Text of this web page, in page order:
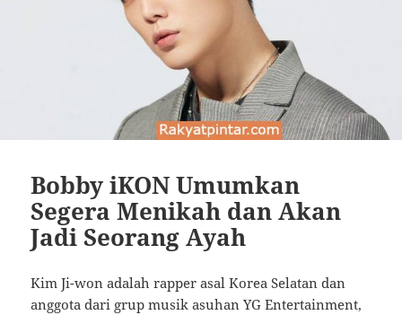
Bobby iKON Umumkan
Segera Menikah dan Akan
Jadi Seorang Ayah
Kim Ji-won adalah rapper asal Korea Selatan dan
anggota dari grup musik asuhan YG Entertainment,